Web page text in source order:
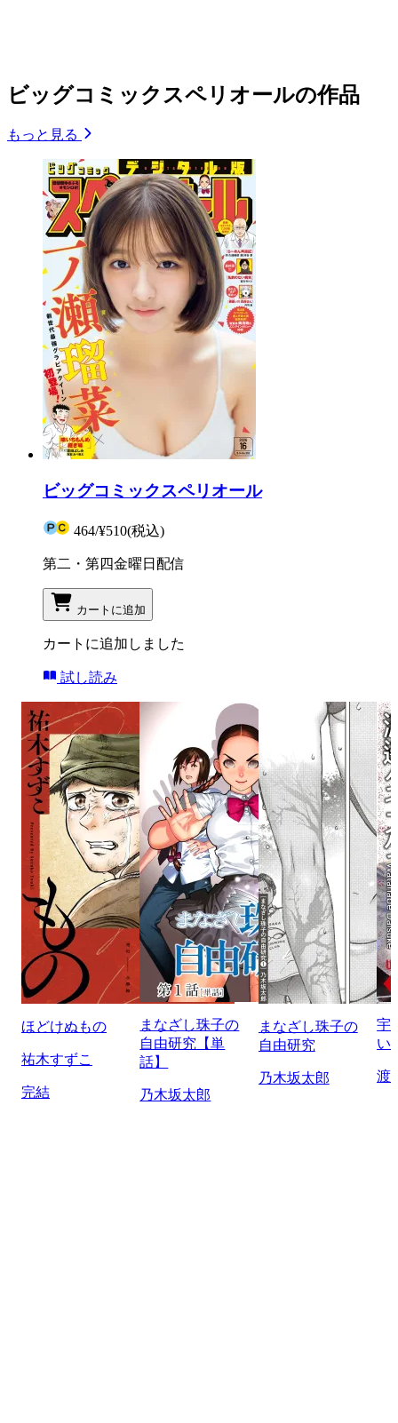
ビッグコミックスペリオールの作品
もっと見る
ビッグコミックスペリオール
464/¥510(税込)
第二・第四金曜日配信
カートに追加
カートに追加しました
試し読み
ほどけぬもの
祐木すずこ
完結
まなざし珠子の
自由研究【単
話】
乃木坂太郎
まなざし珠子の
自由研究
乃木坂太郎
宇
い
渡